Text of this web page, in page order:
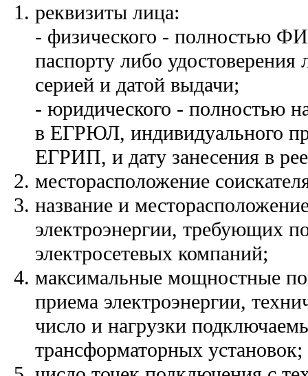
реквизиты лица:
- физического - полностью
паспорту либо
серией и датой выдачи;
- юридического - полностью
в ЕГРЮЛ, индивидуального
ЕГРИП, и дату занесения в
месторасположение
название и
электроэнергии, требующих
электросетевых компаний;
максимальные мощностные
приема электроэнергии,
число и нагрузки
трансформаторных установок;